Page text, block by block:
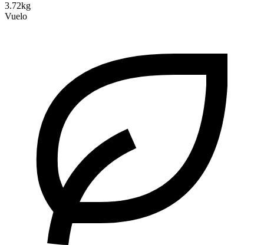
3.72kg
Vuelo